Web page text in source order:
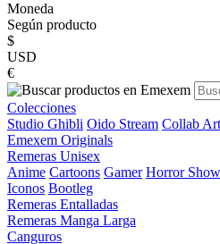
Moneda
Según producto
$
USD
€
Colecciones
Studio Ghibli Oido Stream Collab
Emexem Originals
Remeras Unisex
Anime Cartoons Gamer Horror Show
Iconos Bootleg
Remeras Entalladas
Remeras Manga Larga
Canguros